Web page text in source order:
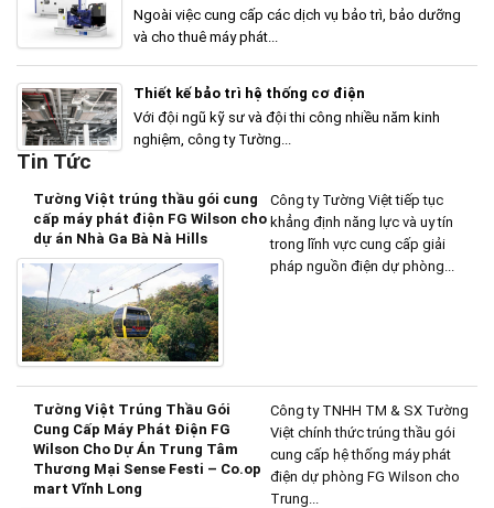
Ngoài việc cung cấp các dịch vụ bảo trì, bảo dưỡng
và cho thuê máy phát...
Thiết kế bảo trì hệ thống cơ điện
Với đội ngũ kỹ sư và đội thi công nhiều năm kinh
nghiệm, công ty Tường...
Tin Tức
Tường Việt trúng thầu gói cung
cấp máy phát điện FG Wilson cho
dự án Nhà Ga Bà Nà Hills
Công ty Tường Việt tiếp tục
khẳng định năng lực và uy tín
trong lĩnh vực cung cấp giải
pháp nguồn điện dự phòng...
Tường Việt Trúng Thầu Gói
Cung Cấp Máy Phát Điện FG
Wilson Cho Dự Án Trung Tâm
Thương Mại Sense Festi – Co.op
mart Vĩnh Long
Công ty TNHH TM & SX Tường
Việt chính thức trúng thầu gói
cung cấp hệ thống máy phát
điện dự phòng FG Wilson cho
Trung...